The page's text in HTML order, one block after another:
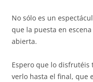
No sólo es un
que la puesta en
abierta.
Espero que lo disfrutéis
verlo hasta el final, que